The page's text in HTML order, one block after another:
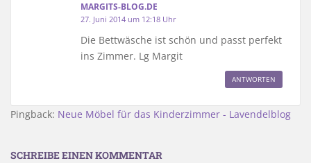
MARGITS-BLOG.DE
27. Juni 2014 um 12:18 Uhr
Die Bettwäsche ist schön und passt perfekt
ins Zimmer. Lg Margit
ANTWORTEN
Pingback: Neue Möbel für das Kinderzimmer - Lavendelblog
SCHREIBE EINEN KOMMENTAR